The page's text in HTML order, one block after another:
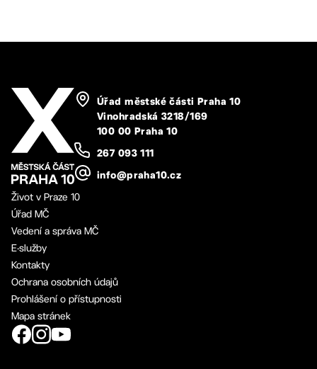
Úřad městské části Praha 10
Vinohradská 3218/169
100 00 Praha 10
267 093 111
info@praha10.cz
Život v Praze 10
Úřad MČ
Vedení a správa MČ
E-služby
Kontakty
Ochrana osobních údajů
Prohlášení o přístupnosti
Mapa stránek